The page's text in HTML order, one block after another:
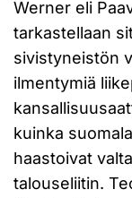
Werner eli
tarkastellaan
sivistyneistön
ilmentymiä
kuinka
haastoivat
talouseliitin.